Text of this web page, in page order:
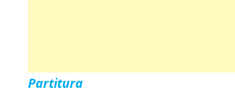
Partitura